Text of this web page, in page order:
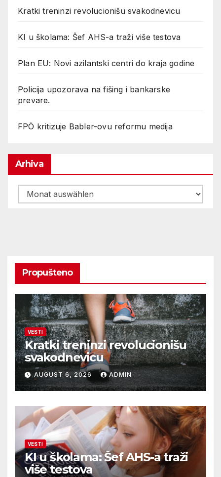
Kratki treninzi revolucionišu svakodnevicu
KI u školama: Šef AHS-a traži više testova
Plan EU: Novi azilantski centri do kraja godine
Policija upozorava na fišing i bankarske
prevare.
FPÖ kritizuje Babler-ovu reformu medija
Arhiva
Arhiva
Propušteno
VESTI
Kratki treninzi revolucionišu
svakodnevicu
AUGUST 6, 2026 ADMIN
VESTI
KI u školama: Šef AHS-a traži
više testova